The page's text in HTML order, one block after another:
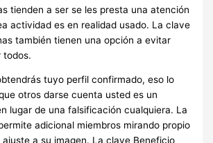
tienden a ser se les presta una atención
actividad es en realidad usado. La clave
también tienen una opción a evitar
todos.
tuyo perfil confirmado, eso lo
otros darse cuenta usted es un
lugar de una falsificación cualquiera. La
adicional miembros mirando propio
a su imagen. La clave Beneficio